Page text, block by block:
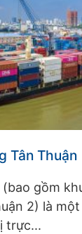
Tân Thuận
gồm
2) là
trực...